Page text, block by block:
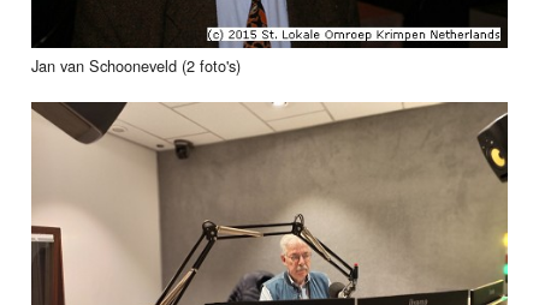
Jan van Schooneveld (2 foto's)